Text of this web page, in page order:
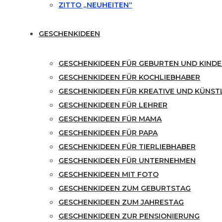
ZITTO „NEUHEITEN“
GESCHENKIDEEN
GESCHENKIDEEN FÜR GEBURTEN UND
GESCHENKIDEEN FÜR KOCHLIEBHABER
GESCHENKIDEEN FÜR KREATIVE UND
GESCHENKIDEEN FÜR LEHRER
GESCHENKIDEEN FÜR MAMA
GESCHENKIDEEN FÜR PAPA
GESCHENKIDEEN FÜR TIERLIEBHABER
GESCHENKIDEEN FÜR UNTERNEHMEN
GESCHENKIDEEN MIT FOTO
GESCHENKIDEEN ZUM GEBURTSTAG
GESCHENKIDEEN ZUM JAHRESTAG
GESCHENKIDEEN ZUR PENSIONIERUNG